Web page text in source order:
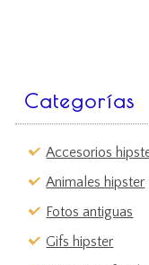
Categorías
Accesorios
Animales hipster
Fotos antiguas
Gifs hipster